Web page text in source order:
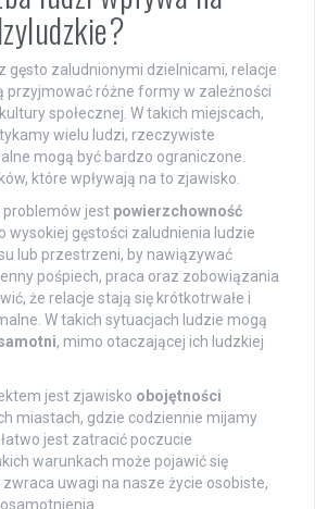
gęsto zaludnionymi dzielnicami, relacje
przyjmować różne formy w zależności
społecznej. W takich miejscach,
wielu ludzi, rzeczywiste
mogą być bardzo ograniczone.
które wpływają na to zjawisko.
problemów jest powierzchowność
wysokiej gęstości zaludnienia ludzie
lub przestrzeni, by nawiązywać
pośpiech, praca oraz zobowiązania
że relacje stają się krótkotrwałe i
W takich sytuacjach ludzie mogą
, mimo otaczającej ich ludzkiej
jest zjawisko obojętności
miastach, gdzie codziennie mijamy
jest zatracić poczucie
warunkach może pojawić się
uwagi na nasze życie osobiste,